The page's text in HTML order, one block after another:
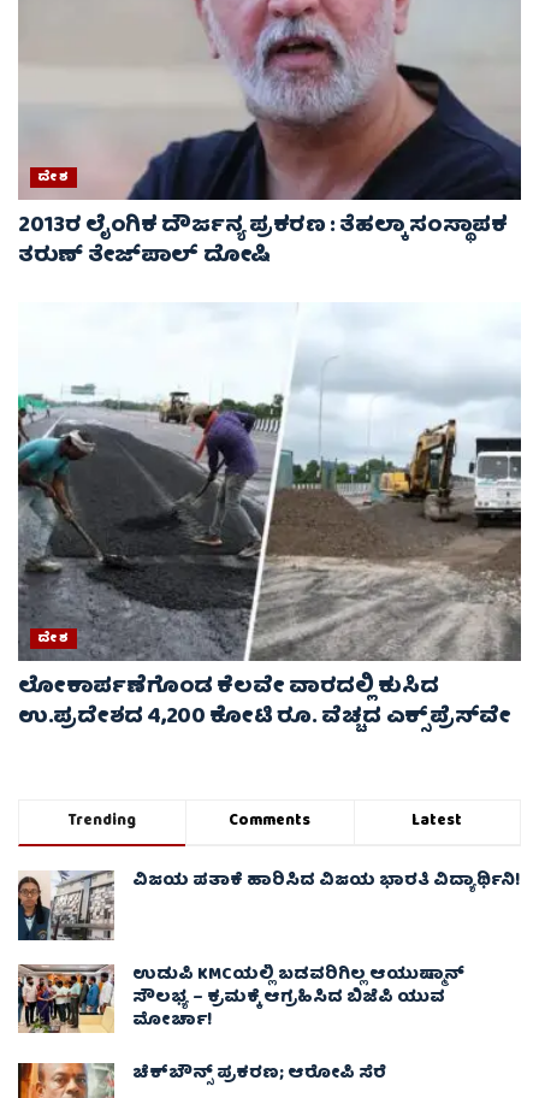
ದೇಶ
2013ರ ಲೈಂಗಿಕ ದೌರ್ಜನ್ಯ ಪ್ರಕರಣ : ತೆಹಲ್ಕಾ ಸಂಸ್ಥಾಪಕ
ತರುಣ್ ತೇಜ್‌ಪಾಲ್ ದೋಷಿ
ದೇಶ
ಲೋಕಾರ್ಪಣೆಗೊಂಡ ಕೆಲವೇ ವಾರದಲ್ಲಿ ಕುಸಿದ
ಉ.ಪ್ರದೇಶದ 4,200 ಕೋಟಿ ರೂ. ವೆಚ್ಚದ ಎಕ್ಸ್‌ಪ್ರೆಸ್‌ವೇ
Trending Comments Latest
ವಿಜಯ ಪತಾಕೆ ಹಾರಿಸಿದ ವಿಜಯ ಭಾರತಿ ವಿದ್ಯಾರ್ಥಿನಿ!
ಉಡುಪಿ KMCಯಲ್ಲಿ ಬಡವರಿಗಿಲ್ಲ ಆಯುಷ್ಮಾನ್
ಸೌಲಭ್ಯ – ಕ್ರಮಕ್ಕೆ ಆಗ್ರಹಿಸಿದ ಬಿಜೆಪಿ ಯುವ
ಮೋರ್ಚಾ!
ಚೆಕ್​ಬೌನ್ಸ್​ ಪ್ರಕರಣ; ಆರೋಪಿ ಸೆರೆ